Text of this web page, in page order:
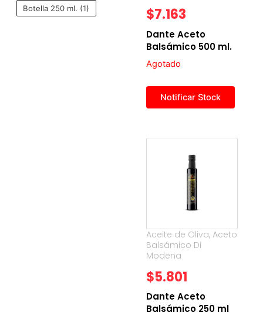
Botella 250 ml. (1) $7.163
Dante Aceto
Balsámico 500 ml.
Agotado
Aceite de Oliva, Aceto
Balsámico Di
Modena
$5.801
Dante Aceto
Balsámico 250 ml